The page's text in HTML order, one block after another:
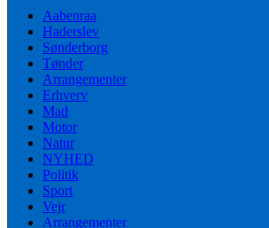
Aabenraa
Haderslev
Sønderborg
Tønder
Arrangementer
Erhverv
Mad
Motor
Natur
NYHED
Politik
Sport
Vejr
Arrangementer